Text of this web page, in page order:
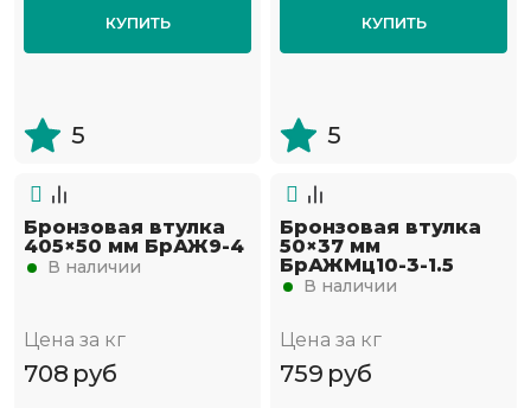
КУПИТЬ
5
КУПИТЬ
5
Бронзовая втулка
405×50 мм БрАЖ9-4
В наличии
Цена за кг
708 руб
Бронзовая втулка
50×37 мм
БрАЖМц10-3-1.5
В наличии
Цена за кг
759 руб